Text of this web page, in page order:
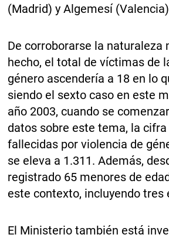
(Madrid) y Algemesí
De corroborarse la naturaleza
hecho, el total de víctimas de
género ascendería a 18 en lo
siendo el sexto caso en este
año 2003, cuando se
datos sobre este tema, la
fallecidas por violencia de
se eleva a 1.311. Además,
registrado 65 menores de
este contexto, incluyendo tres
El Ministerio también está